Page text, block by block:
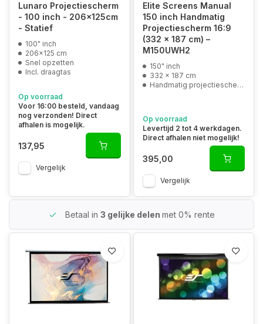
Lunaro Projectiescherm
- 100 inch - 206x125cm
- Statief
100" inch
206x125 cm
Snel opzetten
Incl. draagtas
Op voorraad
Voor 16:00 besteld, vandaag
nog verzonden! Direct
afhalen is mogelijk.
137,95
Vergelijk
Elite Screens Manual
150 inch Handmatig
Projectiescherm 16:9
(332 x 187 cm) –
M150UWH2
150" inch
332 x 187 cm
Handmatig projectiescherm
Op voorraad
Levertijd 2 tot 4 werkdagen.
Direct afhalen niet mogelijk!
395,00
Vergelijk
Betaal in 3 gelijke delen met 0% rente